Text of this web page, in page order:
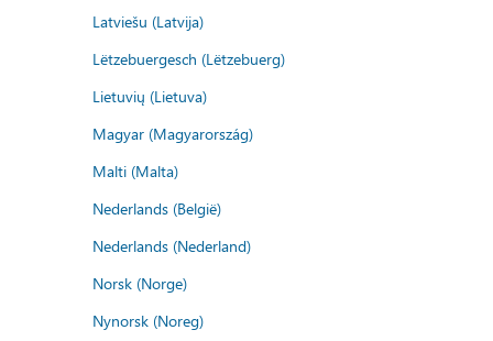
Latviešu (Latvija)
Lëtzebuergesch (Lëtzebuerg)
Lietuvių (Lietuva)
Magyar (Magyarország)
Malti (Malta)
Nederlands (België)
Nederlands (Nederland)
Norsk (Norge)
Nynorsk (Noreg)